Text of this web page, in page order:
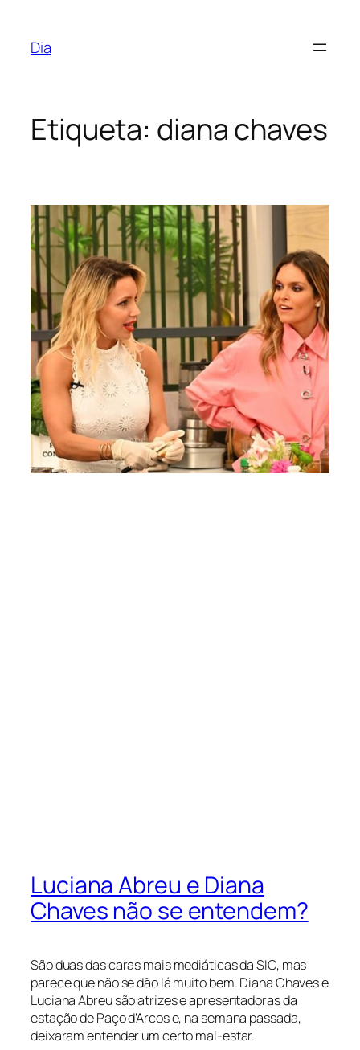
Dia
Etiqueta: diana chaves
Luciana Abreu e Diana
Chaves não se entendem?
São duas das caras mais mediáticas da SIC, mas
parece que não se dão lá muito bem. Diana Chaves e
Luciana Abreu são atrizes e apresentadoras da
estação de Paço d’Arcos e, na semana passada,
deixaram entender um certo mal-estar.